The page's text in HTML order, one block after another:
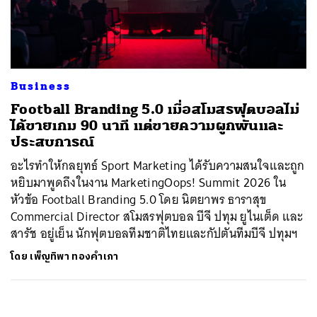
Business
Football Branding 5.0 เมื่อสโมสรฟุตบอลไม่
ได้ขายเกม 90 นาที แต่ขายความผูกพันและ
ประสบการณ์
อะไรทำให้กลยุทธ์ Sport Marketing ได้รับความสนใจและถูก
หยิบมาพูดถึงในงาน MarketingOops! Summit 2026 ใน
หัวข้อ Football Branding 5.0 โดย นิตยาพร ธาราสุข
Commercial Director สโมสรฟุตบอล บีจี ปทุม ยูไนเต็ด และ
สารัช อยู่เย็น นักฟุตบอลทีมชาติไทยและกัปตันทีมบีจี ปทุมฯ
โดย เพ็ญทิพา ทองคำเภา